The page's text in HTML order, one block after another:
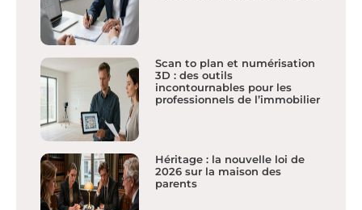
Scan to plan et numérisation
3D : des outils
incontournables pour les
professionnels de l’immobilier
Héritage : la nouvelle loi de
2026 sur la maison des
parents